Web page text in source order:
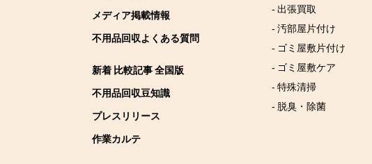
メディア掲載情報
不用品回収よくある質問
新着 比較記事 全国版
不用品回収豆知識
プレスリリース
作業カルテ
- 出張買取
- 汚部屋片付け
- ゴミ屋敷片付け
- ゴミ屋敷ケア
- 特殊清掃
- 脱臭・除菌